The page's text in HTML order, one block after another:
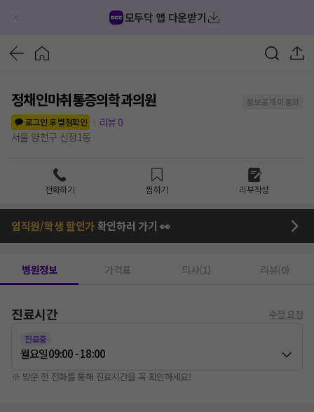
모두닥 앱 다운받기
정채인마취통증의학과의원
정보공개 미동의
로그인 후 별점확인
리뷰 0
서울 양천구 신정1동
전화하기 찜하기 리뷰작성
임직원/학생 할인가확인하러 가기 👀
병원정보 가격표 의사(1) 리뷰(0)
진료시간 수정 요청
진료중
월요일09:00 - 18:00
※ 방문 전 전화를 통해 진료시간을 꼭 확인하세요!